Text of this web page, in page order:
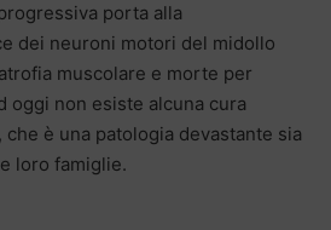
porta alla
dei neuroni motori del midollo
muscolare e morte per
oggi non esiste alcuna cura
che è una patologia devastante sia
loro famiglie.